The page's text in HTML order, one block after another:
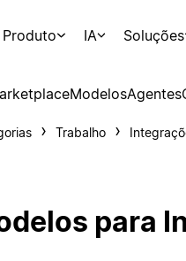
Produto IA Soluções
ModelosAgentes
Trabalho
para